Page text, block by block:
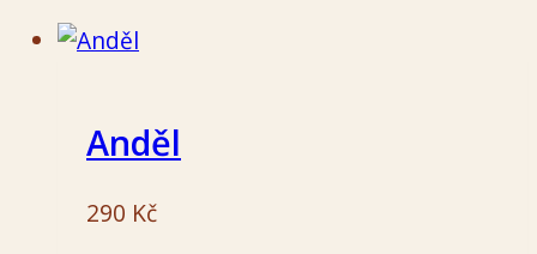
Anděl
290 Kč